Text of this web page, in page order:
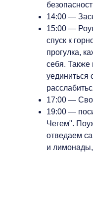
14:00 —
15:00 —
спуск к
прогулка,
себя. Также
уединиться
17:00 —
19:00 —
Чегем".
отведаем
и